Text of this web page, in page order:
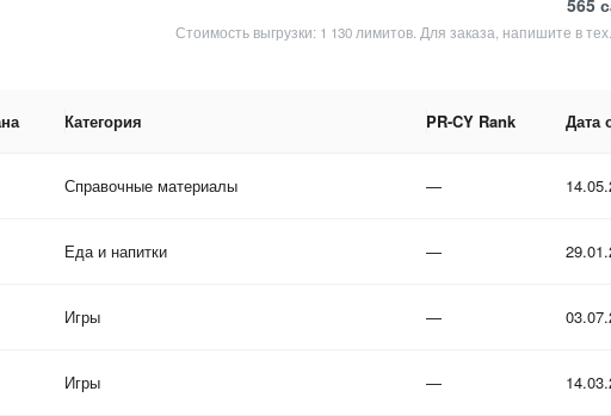
565
Стоимость выгрузки: 1 130 лимитов. Для заказа, напишите в
Категория PR-CY Rank Дата
Справочные материалы —
Еда и напитки —
Игры —
Игры —